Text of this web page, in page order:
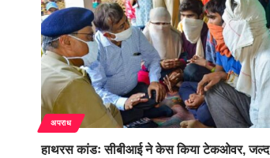
अपराध
हाथरस कांडः सीबीआई ने केस किया टेकओवर, जल्द